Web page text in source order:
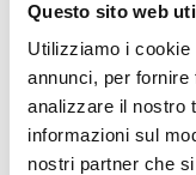
Questo sito web
Utilizziamo i
annunci, per
analizzare il nostro
informazioni sul
nostri partner che
E-Mail *
Azienda